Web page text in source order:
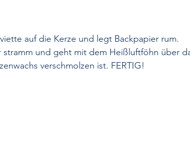
auf die Kerze und legt Backpapier rum.
stramm und geht mit dem Heißluftföhn über
verschmolzen ist. FERTIG!